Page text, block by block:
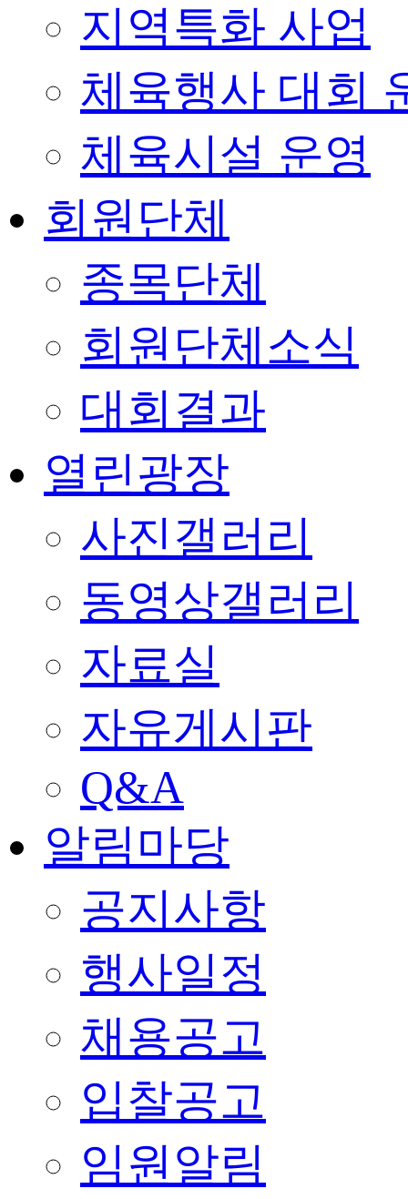
지역특화 사업
체육행사 대회
체육시설 운영
회원단체
종목단체
회원단체소식
대회결과
열린광장
사진갤러리
동영상갤러리
자료실
자유게시판
Q&A
알림마당
공지사항
행사일정
채용공고
입찰공고
임원알림